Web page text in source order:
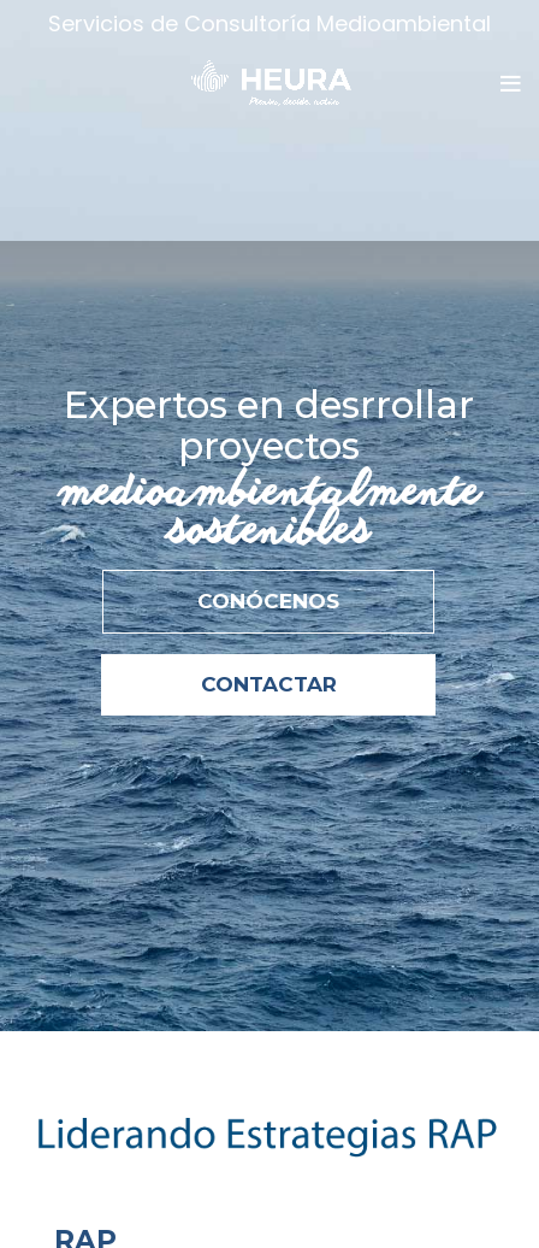
Expertos en desrrollar
proyectos
medioambientalmente
sostenibles
CONÓCENOS
CONTACTAR
Servicios de Consultoría Medioambiental